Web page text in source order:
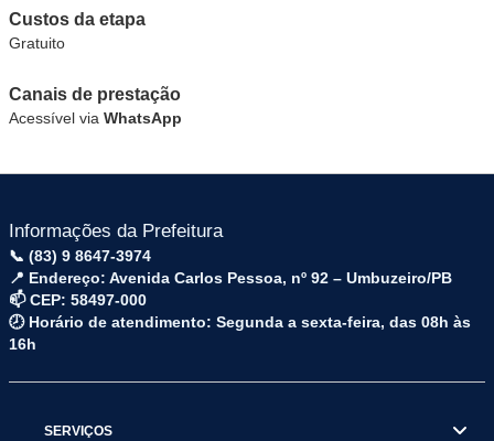
Custos da etapa
Gratuito
Canais de prestação
Acessível via WhatsApp
Informações da Prefeitura
📞 (83) 9 8647-3974
📍 Endereço: Avenida Carlos Pessoa, nº 92 – Umbuzeiro/PB
📫 CEP: 58497-000
🕗 Horário de atendimento: Segunda a sexta-feira, das 08h às
16h
SERVIÇOS